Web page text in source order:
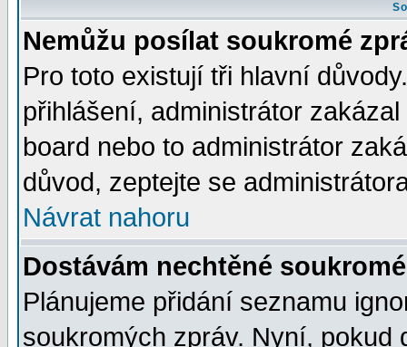
Nemůžu posílat soukromé
Pro toto existují tři hlavní
přihlášení, administrátor
board nebo to administrátor
důvod, zeptejte se
Návrat nahoru
Dostávám nechtěné
Plánujeme přidání seznamu
soukromých zpráv. Nyní, pokud